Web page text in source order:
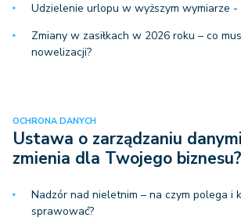
Udzielenie urlopu w wyższym wymiarze -
Zmiany w zasiłkach w 2026 roku – co
nowelizacji?
OCHRONA DANYCH
Ustawa o zarządzaniu
zmienia dla Twojego biznesu?
Nadzór nad nieletnim – na czym polega i
sprawować?